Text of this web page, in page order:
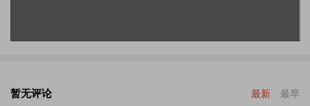
暂无评论 最新 最早